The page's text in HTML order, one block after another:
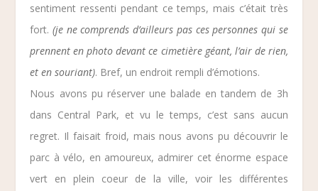
sentiment ressenti pendant ce temps, mais c’était très
fort.(je ne comprends d’ailleurs pas ces personnes qui se
prennent en photo devant ce cimetière géant, l’air de rien,
et en souriant). Bref, un endroit rempli d’émotions.
Nous avons pu réserver une balade en tandem de 3h
dans Central Park, et vu le temps, c’est sans aucun
regret. Il faisait froid, mais nous avons pu découvrir le
parc à vélo, en amoureux, admirer cet énorme espace
vert en plein coeur de la ville, voir les différentes